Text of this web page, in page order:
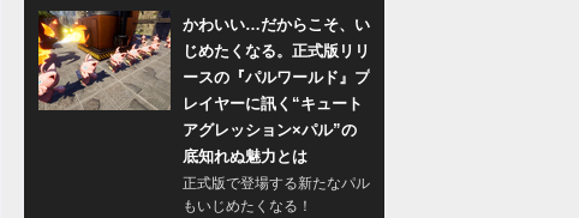
かわいい…だからこそ、い
じめたくなる。正式版リリ
ースの『パルワールド』プ
レイヤーに訊く“キュート
アグレッション×パル”の
底知れぬ魅力とは
正式版で登場する新たなパル
もいじめたくなる！